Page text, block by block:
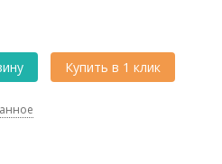
Купить в 1 клик